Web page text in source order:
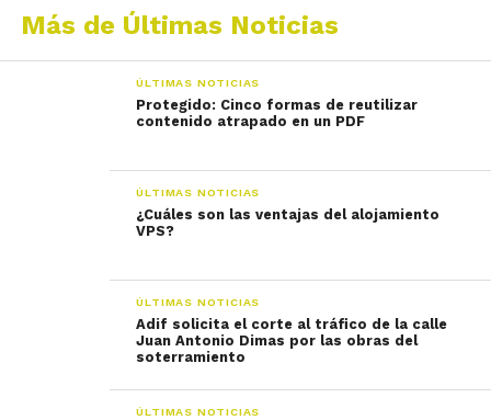
Más de Últimas Noticias
ÚLTIMAS NOTICIAS
Protegido: Cinco formas de reutilizar
contenido atrapado en un PDF
ÚLTIMAS NOTICIAS
¿Cuáles son las ventajas del alojamiento
VPS?
ÚLTIMAS NOTICIAS
Adif solicita el corte al tráfico de la calle
Juan Antonio Dimas por las obras del
soterramiento
ÚLTIMAS NOTICIAS